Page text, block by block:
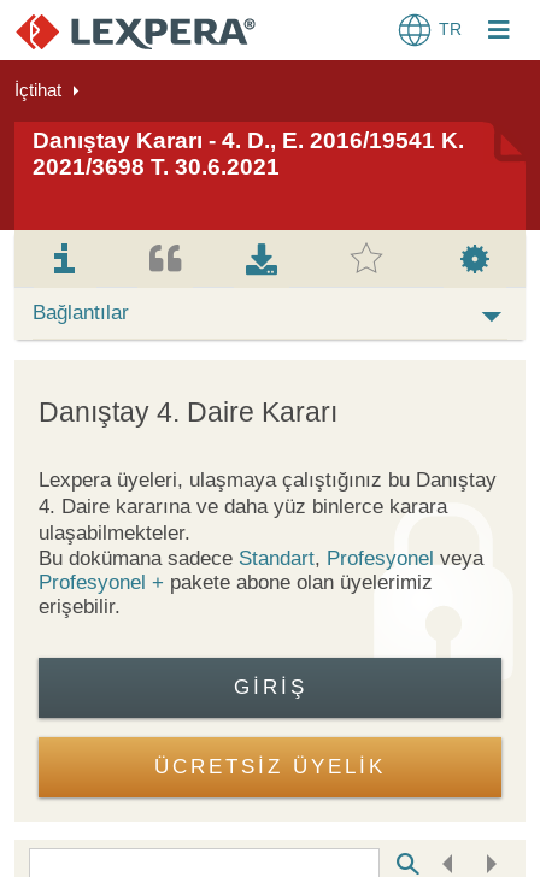
TR
İçtihat
Danıştay Kararı - 4. D., E. 2016/19541 K.
2021/3698 T. 30.6.2021
Bağlantılar
Danıştay 4. Daire Kararı
Lexpera üyeleri, ulaşmaya çalıştığınız bu Danıştay
4. Daire kararına ve daha yüz binlerce karara
ulaşabilmekteler.
Bu dokümana sadece Standart, Profesyonel veya
Profesyonel + pakete abone olan üyelerimiz
erişebilir.
GIRIŞ
ÜCRETSİZ ÜYELİK